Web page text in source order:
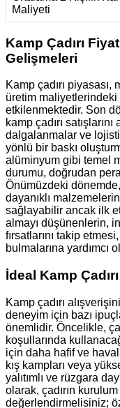
Maliyeti
Kamp Çadırı
Gelişmeleri
Kamp çadırı
üretim
etkilenmektedir. Son
kamp çadırı
dalgalanmalar ve
yönlü bir baskı
alüminyum gibi temel
durumu, doğrudan
Önümüzdeki
dayanıklı
sağlayabilir ancak ilk
almayı düşünenlerin,
fırsatlarını takip
bulmalarına yardımcı
İdeal Kamp
Kamp çadırı
deneyim için bazı
önemlidir. Öncelikle,
koşullarında
için daha hafif ve
kış kampları veya
yalıtımlı ve rüzgara
olarak, çadırın
değerlendirmelisiniz;